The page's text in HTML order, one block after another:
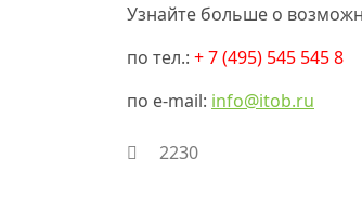
Узнайте больше о
по тел.: + 7 (495) 545 545 8
по e-mail: info@itob.ru
2230